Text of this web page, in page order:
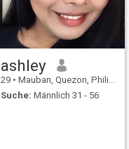
ashley
29 • Mauban, Quezon, Philippinen
Suche: Männlich 31 - 56